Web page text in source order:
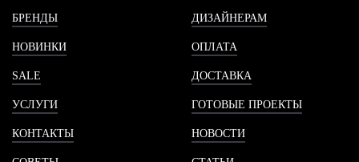
БРЕНДЫ
НОВИНКИ
SALE
УСЛУГИ
КОНТАКТЫ
ДИЗАЙНЕРАМ
ОПЛАТА
ДОСТАВКА
ГОТОВЫЕ ПРОЕКТЫ
НОВОСТИ